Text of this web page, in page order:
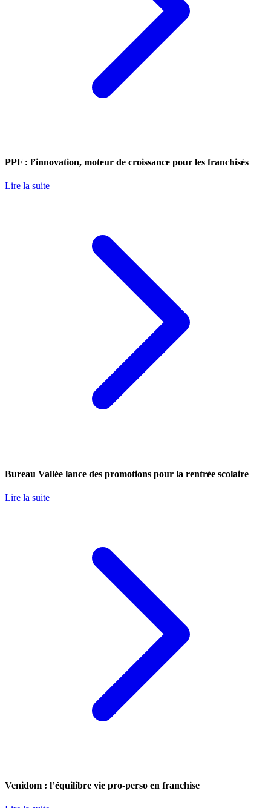
PPF : l’innovation, moteur de croissance pour les franchisés
Lire la suite
Bureau Vallée lance des promotions pour la rentrée scolaire
Lire la suite
Venidom : l’équilibre vie pro-perso en franchise